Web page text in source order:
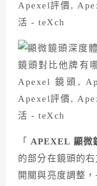
「 APEXEL 顯微
的部分在鏡頭的
開關與亮度調整